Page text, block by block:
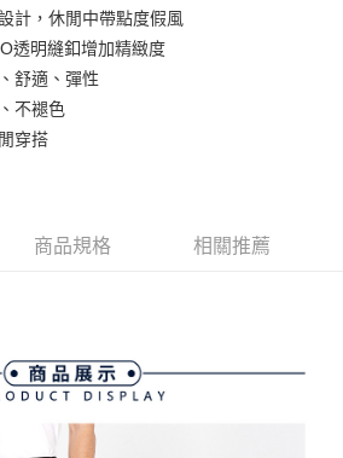
台灣大哥大用戶可立即使用無須另外申請。
期」，訂單成立後會自動跳轉到大哥付的交易
欲分期的期數、繳款截止日，確認付款後即完
費用金額請依後續交易確認頁面所載為準。
往確認交易或遇審核未通過，訂單將自動取
份有限公司」（以下簡稱本公司）所提供，讓
務購買商品或服務，並由商店將買賣／分期付款
依約使用本公司帳單繳交帳款。
你分期」之契約關係目的，商店將以您的個人
址）提供予台灣大哥大進項蒐集、處理及利用，
】
品之後才付款」的支付方式。 讓您購物簡單
需綁卡、不需儲值。
流程】
先享後付」後，將跳轉至「AFTEE先享後付」
下不需立刻繳費，但若您需要取消訂單，請聯絡
同意取消之訂單仍視為有效，需透過AFTEE先享
先享後付 」之結帳頁面顯示為準，若有關於
消欲退款等相關疑問，請聯繫「AFTEE先享後付
計，休閒中帶點度假風
透明縫釦增加精緻度
舒適、彈性
不褪色
穿搭
商品規格 相關推薦